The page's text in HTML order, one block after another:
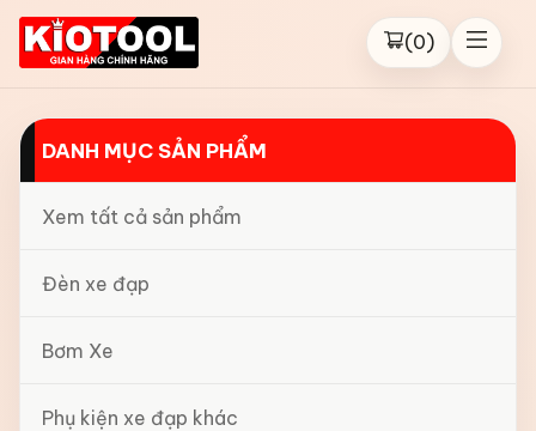
(0)
DANH MỤC SẢN PHẨM
Xem tất cả sản phẩm
Đèn xe đạp
Bơm Xe
Phụ kiện xe đạp khác